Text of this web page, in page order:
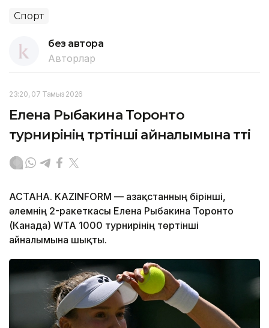
Спорт
без автора
Авторлар
23:20, 07 Тамыз 2026
Елена Рыбакина Торонто
турнирінің төртінші айналымына өтті
АСТАНА. KAZINFORM — Қазақстанның бірінші,
әлемнің 2-ракеткасы Елена Рыбакина Торонто
(Канада) WTA 1000 турнирінің төртінші
айналымына шықты.